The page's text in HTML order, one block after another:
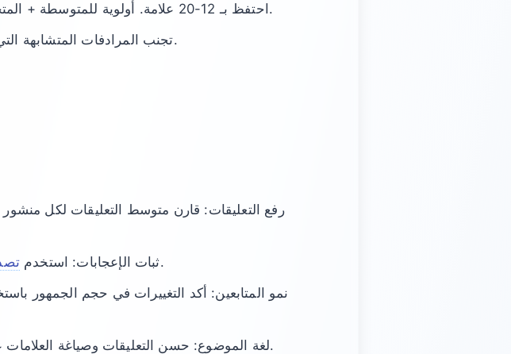
احتفظ بـ 12-20 علامة. أولوية للمتوسطة + المتخصصة للرؤية؛ استخدم قليل من الواسعة لانتشار الاكتشاف.
تجنب المرادفات المتشابهة التي تقسم الوصول؛ اختر النسخة التي يستخدمها جمهورك فعلاً.
رفع التعليقات: قارن متوسط التعليقات لكل
ثبات الإعجابات: استخدملمقارنة عدد الإعجابات عبر منشورات مشابهة.
نمو المتابعين: أكد التغييرات في حجم الجمهور
لغة الموضوع: حسن التعليقات وصياغة العلاماتلتطابق كيف يتحدث جمهورك.